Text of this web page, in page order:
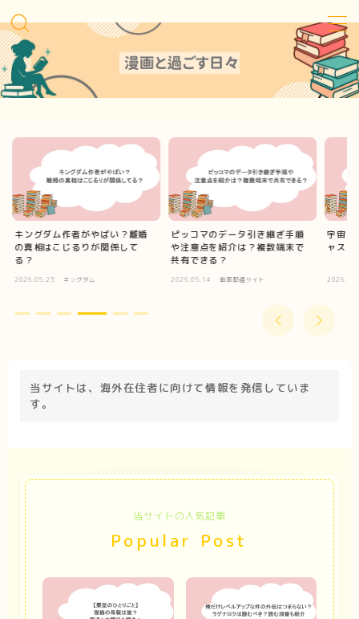
MENU
Contact
Privacy Policy
キングダム作者がやばい？離婚
の真相はこじるりが関係して
る？
2026.05.23 キングダム
ピッコマのデータ引き継ぎ手順
や注意点を紹介は？複数端末で
共有できる？
2026.05.14 動画配信サイト
宇宙兄
ャス
当サイトは、海外在住者に向けて情報を発信していま
す。
当サイトの人気記事
Popular Post